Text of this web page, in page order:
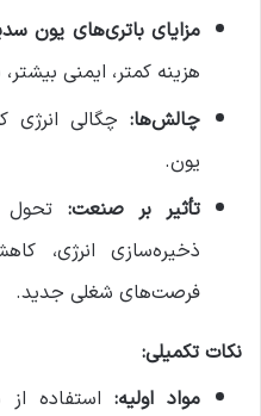
مزایای باتری‌های یون
هزینه کمتر، ایمنی
چالش‌ها: چگالی انرژی
یون.
تأثیر بر صنعت:
ذخیره‌سازی انرژی،
فرصت‌های شغلی جدید.
نکات تکمیلی:
مواد اولیه: استفاده